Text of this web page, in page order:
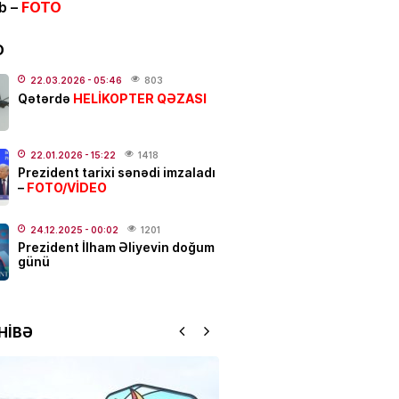
bürcləri
- 12:33
güclü yanğınBAŞLAYIB
- 12:09 154
mətbuat katibi
– FOTO
22.03.2026 - 05:46 803
Qətərdə HELİKOPTER QƏZASI
22.01.2026 - 15:22 1418
Prezident tarixi sənədi imzaladı
– FOTO/VİDEO
24.12.2025 - 00:02 1201
Prezident İlham Əliyevin doğum
günü